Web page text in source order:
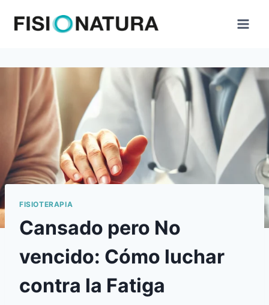
FISIOTERAPIA
Cansado pero No
vencido: Cómo luchar
contra la Fatiga